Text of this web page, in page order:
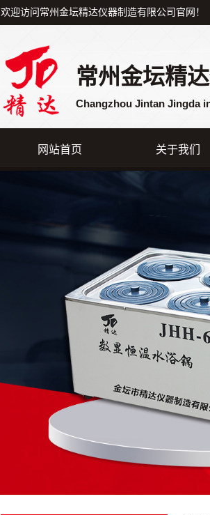
欢迎访问常州金坛精达仪器制造有限公司官网！
常州金坛精
Changzhou Jintan Jingda
网站首页 关于我们